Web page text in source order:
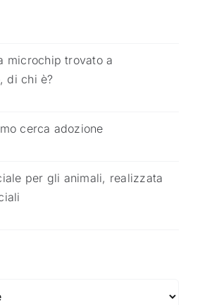
microchip trovato a
di chi è?
cerca adozione
per gli animali, realizzata